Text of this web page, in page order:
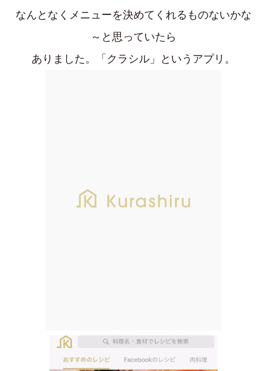
なんとなくメニューを決めてくれるものないかな
～と思っていたら
ありました。「クラシル」というアプリ。